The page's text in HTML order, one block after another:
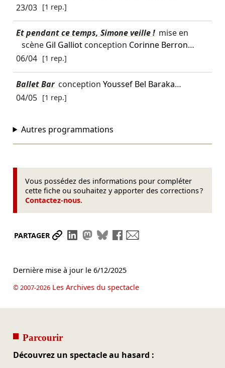
23/03 [1 rep.]
Et pendant ce temps, Simone veille ! mise en
scène Gil Galliotconception Corinne Berron…
06/04 [1 rep.]
Ballet Bar conception Youssef Bel Baraka…
04/05 [1 rep.]
Autres programmations
Vous possédez des informations pour compléter
cette fiche ou souhaitez y apporter des corrections ?
Contactez-nous.
PARTAGER Partager le lien
Partager sur LinkedIn
Partager sur Mastodon
Partager sur Bluesky
Partager sur Facebook
Dernière mise à jour le 6/12/2025
© 2007-2026Les Archives du spectacle
Parcourir
Découvrez un spectacle au hasard :